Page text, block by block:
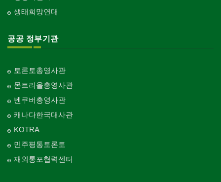
생태희망연대
공공 정부기관
토론토총영사관
몬트리올총영사관
벤쿠버총영사관
캐나다한국대사관
KOTRA
민주평통토론토
재외통포협력센터